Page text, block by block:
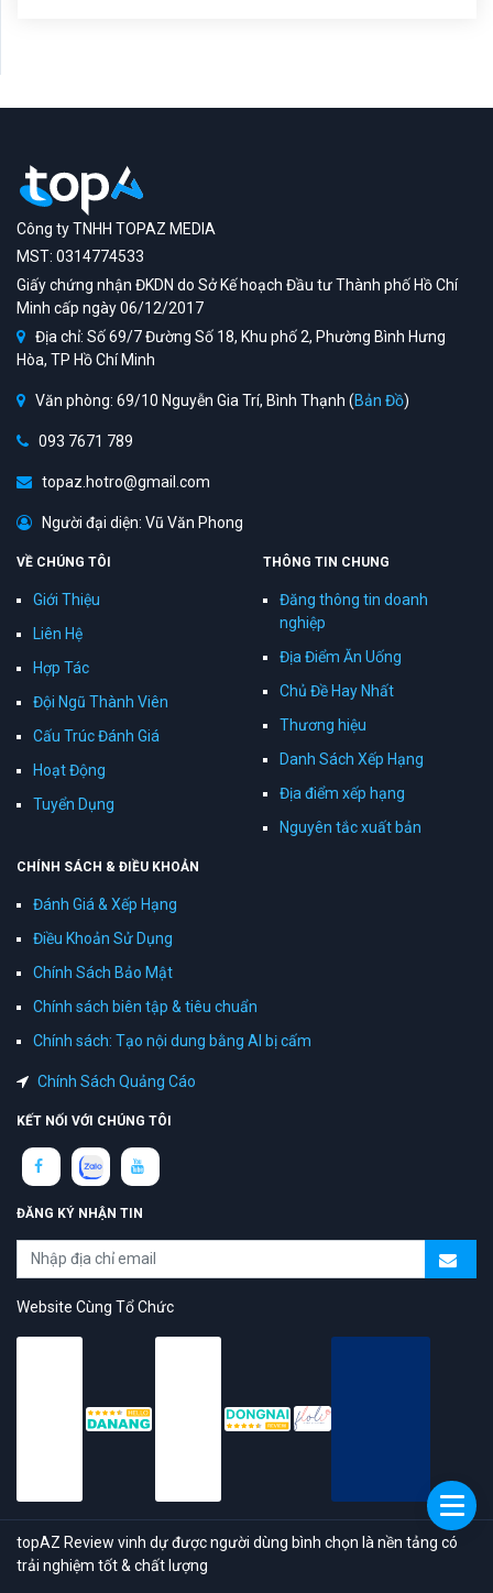
Công ty TNHH TOPAZ MEDIA
MST: 0314774533
Giấy chứng nhận ĐKDN do Sở Kế hoạch Đầu tư Thành phố Hồ Chí
Minh cấp ngày 06/12/2017
Địa chỉ: Số 69/7 Đường Số 18, Khu phố 2, Phường Bình Hưng
Hòa, TP Hồ Chí Minh
Văn phòng: 69/10 Nguyễn Gia Trí, Bình Thạnh (Bản Đồ)
093 7671 789
topaz.hotro@gmail.com
Người đại diện: Vũ Văn Phong
VỀ CHÚNG TÔI
Giới Thiệu
Liên Hệ
Hợp Tác
Đội Ngũ Thành Viên
Cấu Trúc Đánh Giá
Hoạt Động
Tuyển Dụng
THÔNG TIN CHUNG
Đăng thông tin doanh
nghiệp
Địa Điểm Ăn Uống
Chủ Đề Hay Nhất
Thương hiệu
Danh Sách Xếp Hạng
Địa điểm xếp hạng
Nguyên tắc xuất bản
CHÍNH SÁCH & ĐIỀU KHOẢN
Đánh Giá & Xếp Hạng
Điều Khoản Sử Dụng
Chính Sách Bảo Mật
Chính sách biên tập & tiêu chuẩn
Chính sách: Tạo nội dung bằng AI bị cấm
Chính Sách Quảng Cáo
KẾT NỐI VỚI CHÚNG TÔI
ĐĂNG KÝ NHẬN TIN
Website Cùng Tổ Chức
topAZ Review vinh dự được người dùng bình chọn là nền tảng có
trải nghiệm tốt & chất lượng